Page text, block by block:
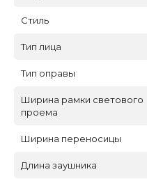
Стиль
Тип лица
Тип оправы
Ширина рамки светового
проема
Ширина переносицы
Длина заушника